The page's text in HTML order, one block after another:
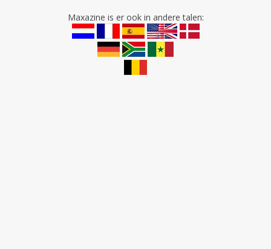
Maxazine is er ook in andere talen: